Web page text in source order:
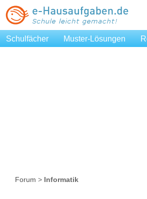
Schulfächer Muster-Lösungen
Forum > Informatik